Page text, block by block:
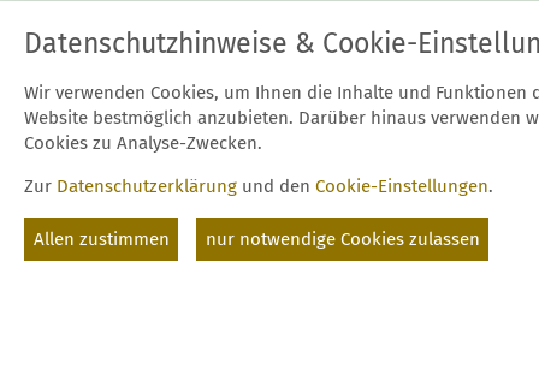
Fax: 03544 / 12997 20
E-Mail:mail@niederlausitz.com
Cookie-Einstellungen
Datenschutzhinweise & Cookie-
Wir verwenden Cookies, um Ihnen die Inhalte und Funktionen
Website bestmöglich anzubieten. Darüber hinaus verwenden
Cookies zu Analyse-Zwecken.
Zur Datenschutzerklärung und den Cookie-Einstellungen.
Allen zustimmen nur notwendige Cookies zulassen